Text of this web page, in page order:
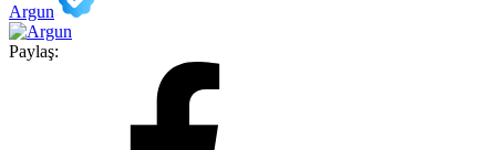
Argun
Paylaş: